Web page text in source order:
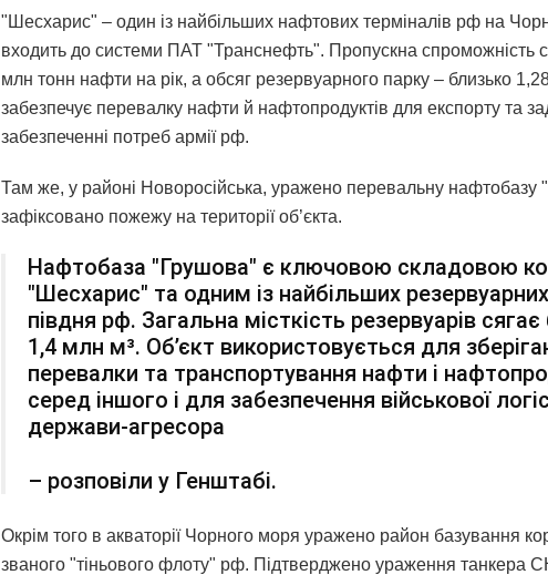
"Шесхарис" – один із найбільших нафтових терміналів рф на
входить до системи ПАТ "Транснефть". Пропускна спроможність
млн тонн нафти на рік, а обсяг резервуарного парку – близько
забезпечує перевалку нафти й нафтопродуктів для експорту та
забезпеченні потреб армії рф.
Там же, у районі Новоросійська, уражено перевальну нафтобазу
зафіксовано пожежу на території об’єкта.
Нафтобаза "Грушова" є ключовою складовою
"Шесхарис" та одним із найбільших
півдня рф. Загальна місткість резервуарів
1,4 млн м³. Об’єкт використовується для
перевалки та транспортування нафти і
серед іншого і для забезпечення військової
держави-агресора
– розповіли у Генштабі.
Окрім того в акваторії Чорного моря уражено район базування
званого "тіньового флоту" рф. Підтверджено ураження танкера